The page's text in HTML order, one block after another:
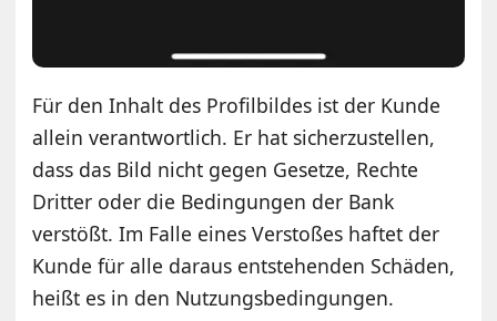
Für den Inhalt des Profilbildes ist der Kunde
allein verantwortlich. Er hat sicherzustellen,
dass das Bild nicht gegen Gesetze, Rechte
Dritter oder die Bedingungen der Bank
verstößt. Im Falle eines Verstoßes haftet der
Kunde für alle daraus entstehenden Schäden,
heißt es in den Nutzungsbedingungen.